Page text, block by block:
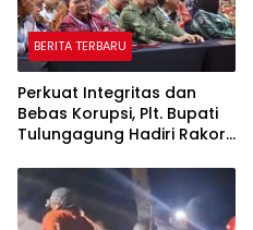
BERITA TERBARU
Perkuat Integritas dan
Bebas Korupsi, Plt. Bupati
Tulungagung Hadiri Rakor